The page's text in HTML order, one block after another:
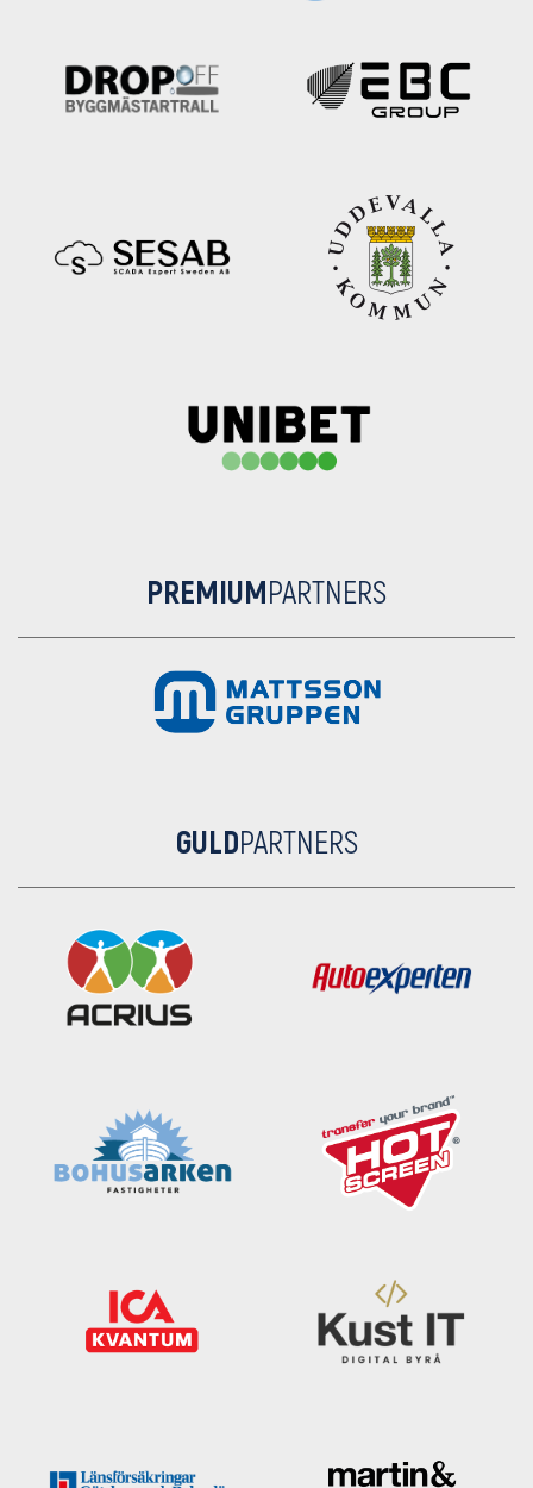
PREMIUMPARTNERS
GULDPARTNERS